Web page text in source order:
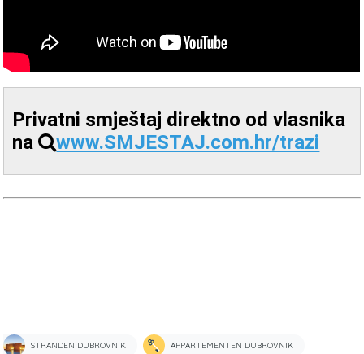
Privatni smještaj direktno od vlasnika
na
www.SMJESTAJ.com.hr/trazi
STRANDEN DUBROVNIK APPARTEMENTEN DUBROVNIK